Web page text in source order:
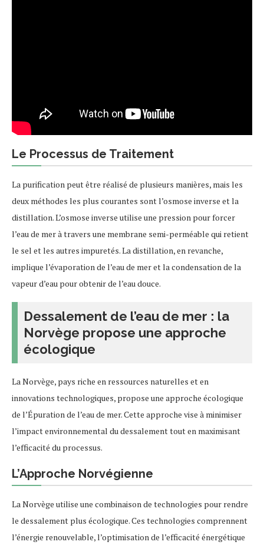
Le Processus de Traitement
La purification peut être réalisé de plusieurs manières, mais les
deux méthodes les plus courantes sont l’osmose inverse et la
distillation. L’osmose inverse utilise une pression pour forcer
l’eau de mer à travers une membrane semi-perméable qui retient
le sel et les autres impuretés. La distillation, en revanche,
implique l’évaporation de l’eau de mer et la condensation de la
vapeur d’eau pour obtenir de l’eau douce.
Dessalement de l’eau de mer : la
Norvège propose une approche
écologique
La Norvège, pays riche en ressources naturelles et en
innovations technologiques, propose une approche écologique
de l’Épuration de l’eau de mer. Cette approche vise à minimiser
l’impact environnemental du dessalement tout en maximisant
l’efficacité du processus.
L’Approche Norvégienne
La Norvège utilise une combinaison de technologies pour rendre
le dessalement plus écologique. Ces technologies comprennent
l’énergie renouvelable, l’optimisation de l’efficacité énergétique